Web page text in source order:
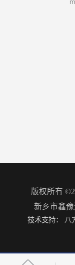
版权所有
新乡市鑫
技术支持： 八